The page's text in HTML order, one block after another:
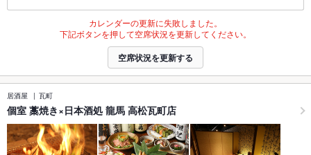
カレンダーの更新に失敗しました。
下記ボタンを押して空席状況を更新してください。
空席状況を更新する
居酒屋 瓦町
個室 藁焼き×日本酒処 龍馬 高松瓦町店